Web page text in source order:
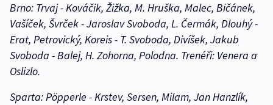
Brno: Trvaj - Kováčik, Žižka, M. Hruška, Malec, Bičánek,
Vašíček, Švrček - Jaroslav Svoboda, L. Čermák, Dlouhý -
Erat, Petrovický, Koreis - T. Svoboda, Divíšek, Jakub
Svoboda - Balej, H. Zohorna, Polodna. Trenéři: Venera a
Oslizlo.
Sparta: Pöpperle - Krstev, Sersen, Milam, Jan Hanzlík,